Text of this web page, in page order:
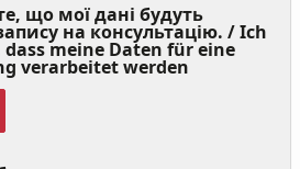
що мої дані будуть
на консультацію. / Ich
meine Daten für eine
verarbeitet werden